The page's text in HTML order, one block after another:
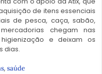
de itens essenciais
de pesca, caça, sabão,
chegam nas
e deixam os
dias.
, saúde